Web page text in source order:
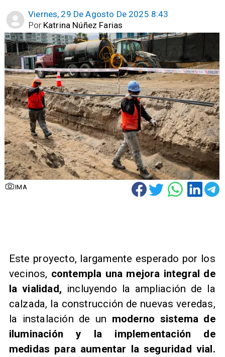
Viernes, 29 De Agosto De 2025 8:43
Katrina Núñez Farias
Por
IMA
Este proyecto, largamente esperado por los
vecinos, contempla una mejora integral de
la vialidad, incluyendo la ampliación de la
calzada, la construcción de nuevas veredas,
la instalación de un moderno sistema de
iluminación y la implementación de
medidas para aumentar la seguridad vial.